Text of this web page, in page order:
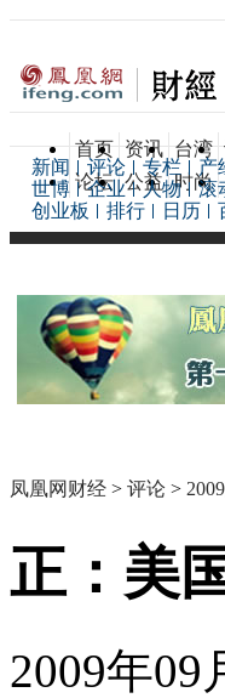
首页 资讯 台湾
论坛 公益 时尚
新闻 评论 专栏 产
世博
企业 人物 滚
创业板
排行 日历
凤凰网财经 > 评论 >
正：美
2009年09